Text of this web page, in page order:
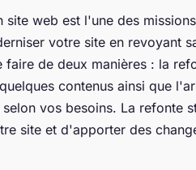
site web est l'une des
votre site en revoyant
faire de deux manières : la
contenus ainsi que
vos besoins. La refonte
site et d'apporter des